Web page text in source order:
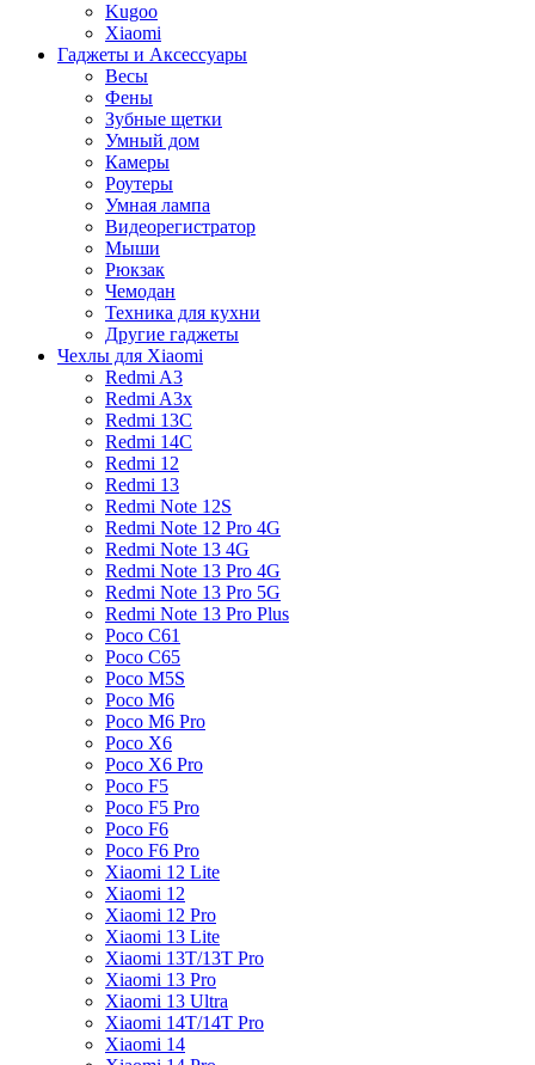
Kugoo
Xiaomi
Гаджеты и Аксессуары
Весы
Фены
Зубные щетки
Умный дом
Камеры
Роутеры
Умная лампа
Видеорегистратор
Мыши
Рюкзак
Чемодан
Техника для кухни
Другие гаджеты
Чехлы для Xiaomi
Redmi A3
Redmi A3x
Redmi 13C
Redmi 14C
Redmi 12
Redmi 13
Redmi Note 12S
Redmi Note 12 Pro 4G
Redmi Note 13 4G
Redmi Note 13 Pro 4G
Redmi Note 13 Pro 5G
Redmi Note 13 Pro Plus
Poco C61
Poco C65
Poco M5S
Poco M6
Poco M6 Pro
Poco X6
Poco X6 Pro
Poco F5
Poco F5 Pro
Poco F6
Poco F6 Pro
Xiaomi 12 Lite
Xiaomi 12
Xiaomi 12 Pro
Xiaomi 13 Lite
Xiaomi 13T/13T Pro
Xiaomi 13 Pro
Xiaomi 13 Ultra
Xiaomi 14T/14T Pro
Xiaomi 14